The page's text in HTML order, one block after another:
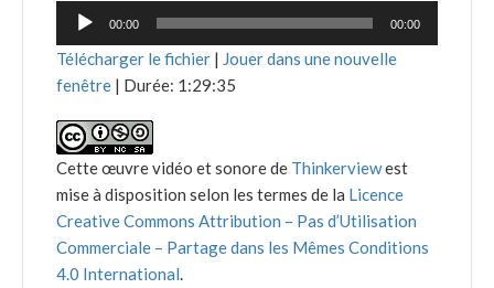
Lecteur
00:00 00:00
Télécharger le fichier | Jouer dans une nouvelle
fenêtre | Durée: 1:29:35
Cette œuvre vidéo et sonore de Thinkerviewest
mise à disposition selon les termes de la Licence
Creative Commons Attribution – Pas d’Utilisation
Commerciale – Partage dans les Mêmes Conditions
4.0 International.